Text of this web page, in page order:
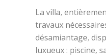
La villa,
travaux
désamiantage,
luxueux : piscine,